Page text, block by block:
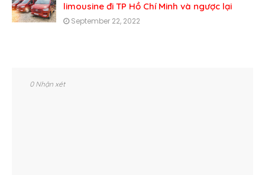
limousine đi TP Hồ Chí Minh và ngược lại
September 22, 2022
0 Nhận xét